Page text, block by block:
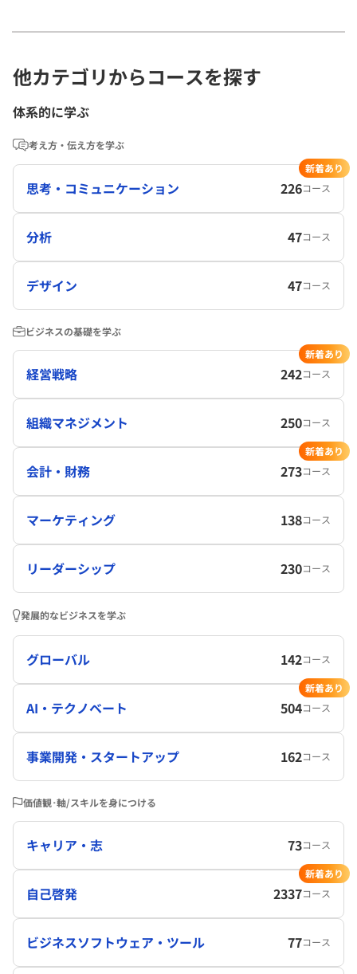
他カテゴリからコースを探す
体系的に学ぶ
考え方・伝え方を学ぶ
思考・コミュニケーション 226コース
新着あり
分析 47コース
デザイン 47コース
ビジネスの基礎を学ぶ
経営戦略 242コース
新着あり
組織マネジメント 250コース
会計・財務 273コース
新着あり
マーケティング 138コース
リーダーシップ 230コース
発展的なビジネスを学ぶ
グローバル 142コース
AI・テクノベート 504コース
新着あり
事業開発・スタートアップ 162コース
価値観･軸/スキルを身につける
キャリア・志 73コース
自己啓発 2337コース
新着あり
ビジネスソフトウェア・ツール 77コース